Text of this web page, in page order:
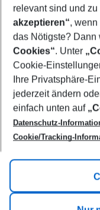
Footer
Footer navigation
Title A
Link A
relevant sind und
akzeptieren“,
das Nötigste? Dann
Cookies“. Unter
Cookie-
Ihre Privatsphäre-
jederzeit ändern
einfach unten auf
Datenschutz-
Cookie/Tracking-